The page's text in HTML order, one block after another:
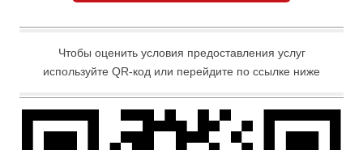
Чтобы оценить условия предоставления услуг
используйте QR-код или перейдите по ссылке ниже